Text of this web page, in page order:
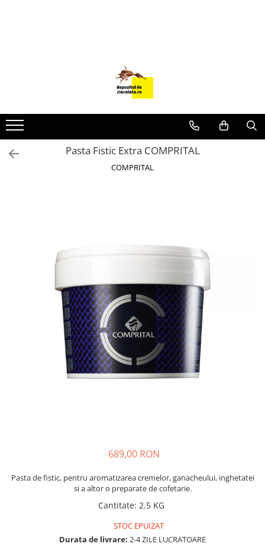
GLAZURI, UMPLUTURI, CREME
USTENSILE SI FORME SILICON
PASTA DE ZAHARPasta Fistic Extra COMPRITAL
COMPRITAL
689,00 RON
Pasta de fistic, pentru aromatizarea cremelor, ganacheului, inghetatei
si a altor o preparate de cofetarie.
Cantitate: 2.5 KG
STOC EPUIZAT
Durata de livrare: 2-4 ZILE LUCRATOARE